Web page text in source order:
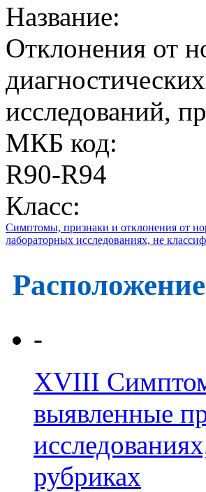
Название:
Отклонения от
исследований,
МКБ код:
R90-R94
Класс:
Симптомы, признаки и отклонения от
лабораторных исследованиях, не
-
XVIII
выявленные
рубриках